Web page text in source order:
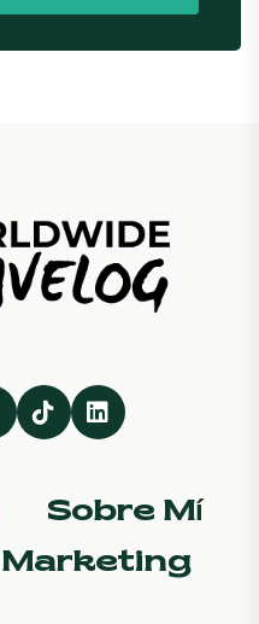
Sobre Mí
Marketing